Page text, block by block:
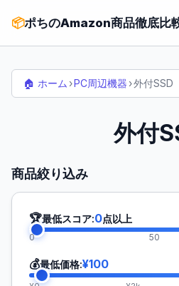
📦ポちのAmazon商品徹底比
🏠 ホーム ›PC周辺機器 ›外付SSD
外付
商品絞り込み
🏆最低スコア:0点以上
0 50
💰最低価格:¥100